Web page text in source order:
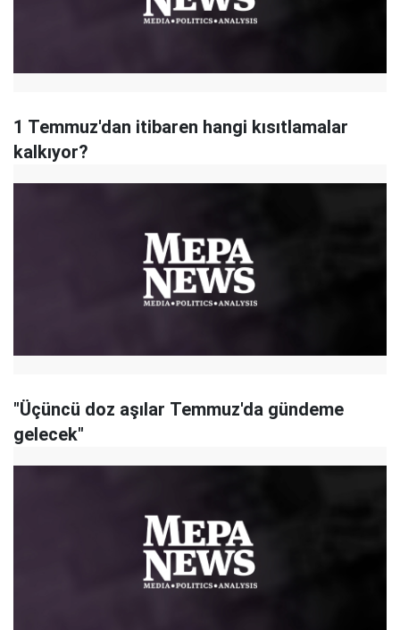
1 Temmuz'dan itibaren hangi kısıtlamalar
kalkıyor?
"Üçüncü doz aşılar Temmuz'da gündeme
gelecek"